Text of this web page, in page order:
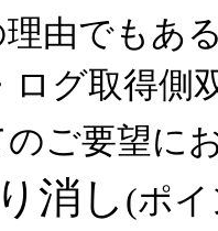
理由でもあ
ログ取得
のご要望に
消し (ポ